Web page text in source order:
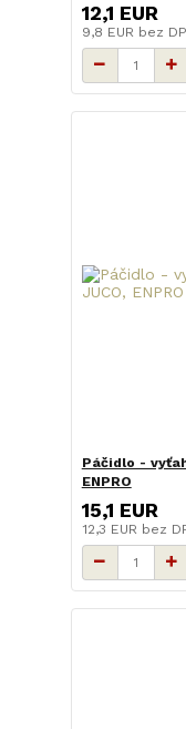
12,1 EUR
9,8 EUR bez
Páčidlo -
ENPRO
15,1 EUR
12,3 EUR bez